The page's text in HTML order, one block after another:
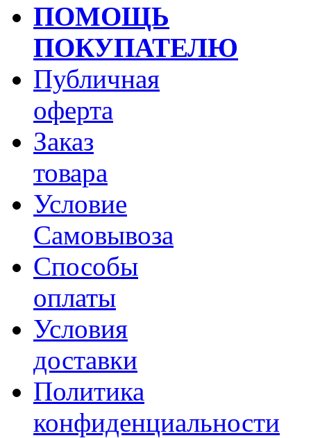
ПОМОЩЬ
ПОКУПАТЕЛЮ
Публичная
оферта
Заказ
товара
Условие
Самовывоза
Способы
оплаты
Условия
доставки
Политика
конфиденциальности